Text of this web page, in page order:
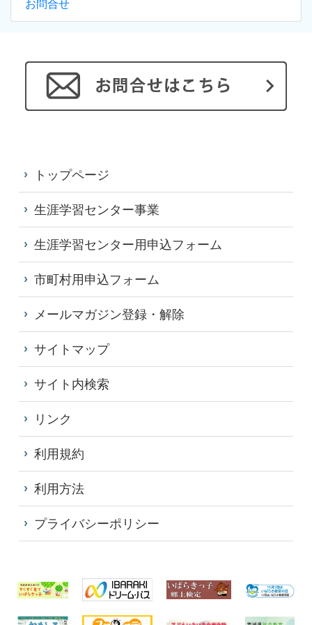
お問合せ
トップページ
生涯学習センター事業
生涯学習センター用申込フォーム
市町村用申込フォーム
メールマガジン登録・解除
サイトマップ
サイト内検索
リンク
利用規約
利用方法
プライバシーポリシー